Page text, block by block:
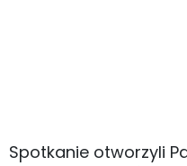
Spotkanie otworzyli